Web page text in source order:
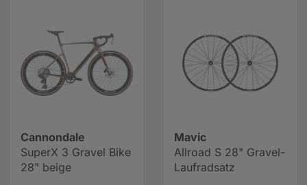
Cannondale
SuperX 3 Gravel Bike
28" beige
Mavic
Allroad S 28" Gravel-
Laufradsatz